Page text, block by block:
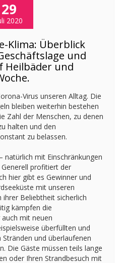
29
2020
Klima: Überblick
und
Heilbäder und
Virus unseren Alltag. Die
bleiben weiterhin bestehen
Zahl der Menschen, zu denen
halten und den
zu belassen.
natürlich mit Einschränkungen
profitiert der
hier gibt es Gewinner und
mit unseren
ihrer Beliebtheit sicherlich
kämpfen die
mit neuen
überfüllten und
und überlaufenen
Die Gäste müssen teils lange
oder Ihren Strandbesuch mit